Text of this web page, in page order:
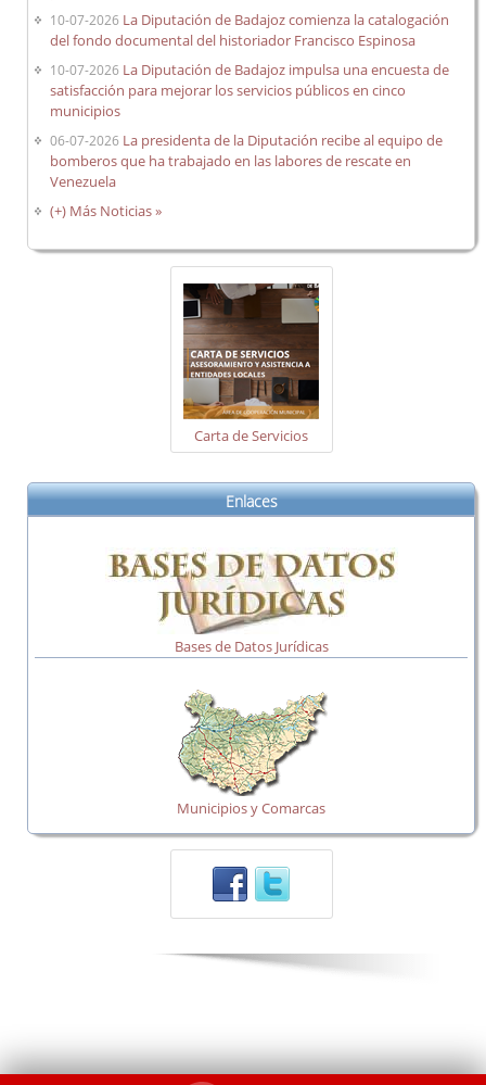
10-07-2026 La Diputación de Badajoz comienza la catalogación
del fondo documental del historiador Francisco Espinosa
10-07-2026 La Diputación de Badajoz impulsa una encuesta de
satisfacción para mejorar los servicios públicos en cinco
municipios
06-07-2026 La presidenta de la Diputación recibe al equipo de
bomberos que ha trabajado en las labores de rescate en
Venezuela
(+) Más Noticias »
Carta de Servicios
Enlaces
Bases de Datos Jurídicas
Municipios y Comarcas